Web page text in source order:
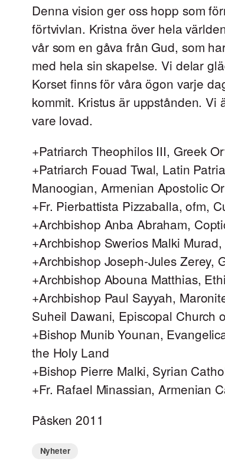
Denna vision ger oss hopp som
förtvivlan. Kristna över hela
vår som en gåva från Gud, som
med hela sin skapelse. Vi delar
Korset finns för våra ögon varje
kommit. Kristus är uppstånden. Vi
vare lovad.
+Patriarch Theophilos III, Greek
+Patriarch Fouad Twal, Latin
Manoogian, Armenian Apostolic
+Fr. Pierbattista Pizzaballa, ofm,
+Archbishop Anba Abraham,
+Archbishop Swerios Malki
+Archbishop Joseph-Jules Zerey,
+Archbishop Abouna Matthias,
+Archbishop Paul Sayyah,
Suheil Dawani, Episcopal Church
+Bishop Munib Younan,
the Holy Land
+Bishop Pierre Malki, Syrian
+Fr. Rafael Minassian, Armenian
Påsken 2011
Nyheter